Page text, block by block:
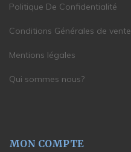
Politique De Confidentialité
Conditions Générales de vente
Mentions légales
Qui sommes nous?
MON COMPTE